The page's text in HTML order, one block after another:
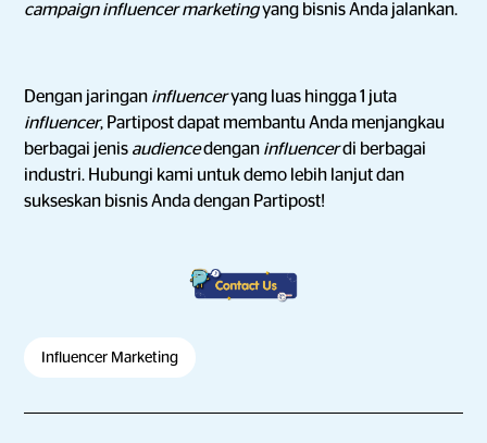
campaign influencer marketingyang bisnis Anda jalankan.
Dengan jaringan influenceryang luas hingga 1 juta
influencer, Partipost dapat membantu Anda menjangkau
berbagai jenis audiencedengan influencerdi berbagai
industri. Hubungi kami untuk demo lebih lanjut dan
sukseskan bisnis Anda dengan Partipost!
Influencer Marketing